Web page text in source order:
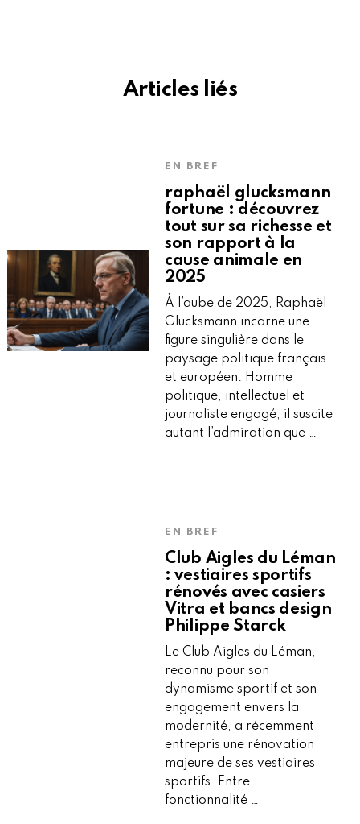
Articles liés
EN BREF
raphaël glucksmann
fortune : découvrez
tout sur sa richesse et
son rapport à la
cause animale en
2025
À l’aube de 2025, Raphaël
Glucksmann incarne une
figure singulière dans le
paysage politique français
et européen. Homme
politique, intellectuel et
journaliste engagé, il suscite
autant l’admiration que …
EN BREF
Club Aigles du Léman
: vestiaires sportifs
rénovés avec casiers
Vitra et bancs design
Philippe Starck
Le Club Aigles du Léman,
reconnu pour son
dynamisme sportif et son
engagement envers la
modernité, a récemment
entrepris une rénovation
majeure de ses vestiaires
sportifs. Entre
fonctionnalité …